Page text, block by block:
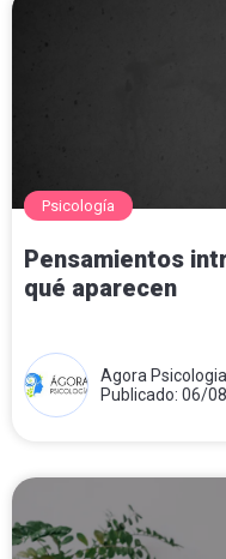
Psicología
Pensamientos
qué aparecen
Agora Psicologia
Publicado: 06/